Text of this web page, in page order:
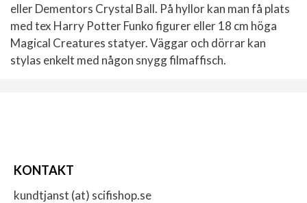
eller Dementors Crystal Ball. På hyllor kan man få plats
med tex Harry Potter Funko figurer eller 18 cm höga
Magical Creatures statyer. Väggar och dörrar kan
stylas enkelt med någon snygg filmaffisch.
KONTAKT
kundtjanst (at) scifishop.se